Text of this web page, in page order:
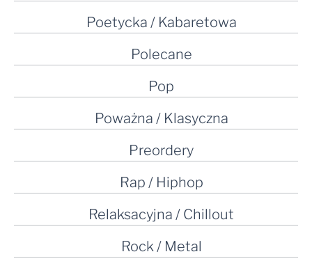
Poetycka / Kabaretowa
Polecane
Pop
Poważna / Klasyczna
Preordery
Rap / Hiphop
Relaksacyjna / Chillout
Rock / Metal